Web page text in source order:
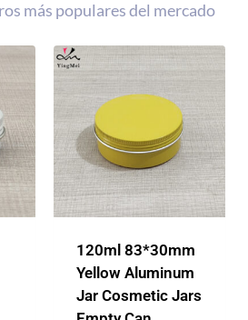
más populares del mercado
120ml 83*30mm
Yellow Aluminum
Jar Cosmetic Jars